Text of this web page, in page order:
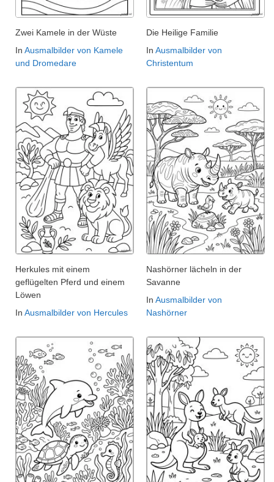
Zwei Kamele in der Wüste
In Ausmalbilder von Kamele
und Dromedare
Die Heilige Familie
In Ausmalbilder von
Christentum
Herkules mit einem
geflügelten Pferd und einem
Löwen
In Ausmalbilder von Hercules
Nashörner lächeln in der
Savanne
In Ausmalbilder von
Nashörner